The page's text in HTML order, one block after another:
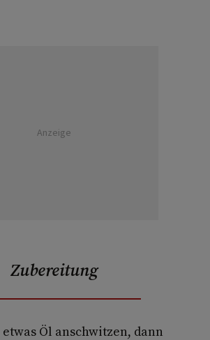
Anzeige
Zubereitung
Öl anschwitzen, dann